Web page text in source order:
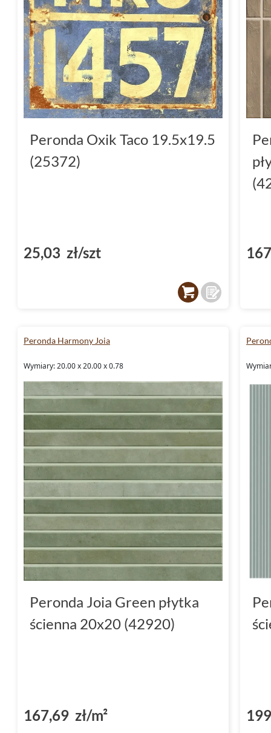
Peronda Oxik Taco 19.5x19.5
(25372)
25,03 zł/szt
Peronda Harmony Joia
Wymiary: 20.00 x 20.00 x 0.78
Peronda Joia Green płytka
ścienna 20x20 (42920)
167,69 zł/m²